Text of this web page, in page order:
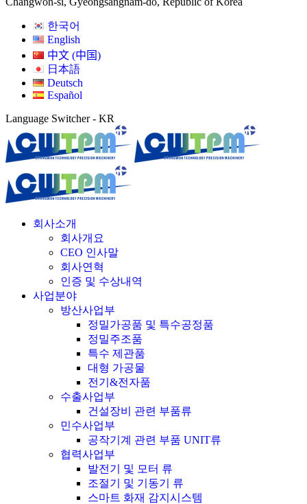
한국어
English
中文 (中国)
日本語
Deutsch
Español
Language Switcher - KR
회사소개
회사개요
CEO 인사말
회사연혁
인증 및 수상내역
사업분야
방산사업부
정밀가공품 및 특수공정품
정밀주조품
특수 제관품
대형 가공물
전기&전자품
수출사업부
건설장비 관련 부품류
민수사업부
공작기계 관련 부품 UNIT류
협력사업부
발전기 및 모터 류
조절기 및 기동기 류
스마트 화재 감지시스템